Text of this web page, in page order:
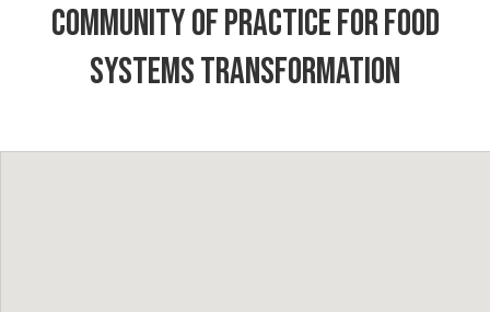
Community of Practice for food
systems transformation